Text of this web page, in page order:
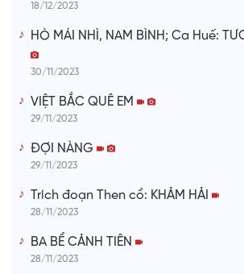
18/12/2023
HÒ MÁI NHÌ, NAM BÌNH; Ca Huế:
30/11/2023
VIỆT BẮC QUÊ EM
29/11/2023
ĐỢI NÀNG
29/11/2023
Trích đoạn Then cổ: KHẢM HẢI
28/11/2023
BA BỂ CẢNH TIÊN
28/11/2023